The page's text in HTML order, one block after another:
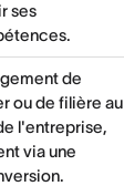
ses
de
ou de filière au
l'entreprise,
via une